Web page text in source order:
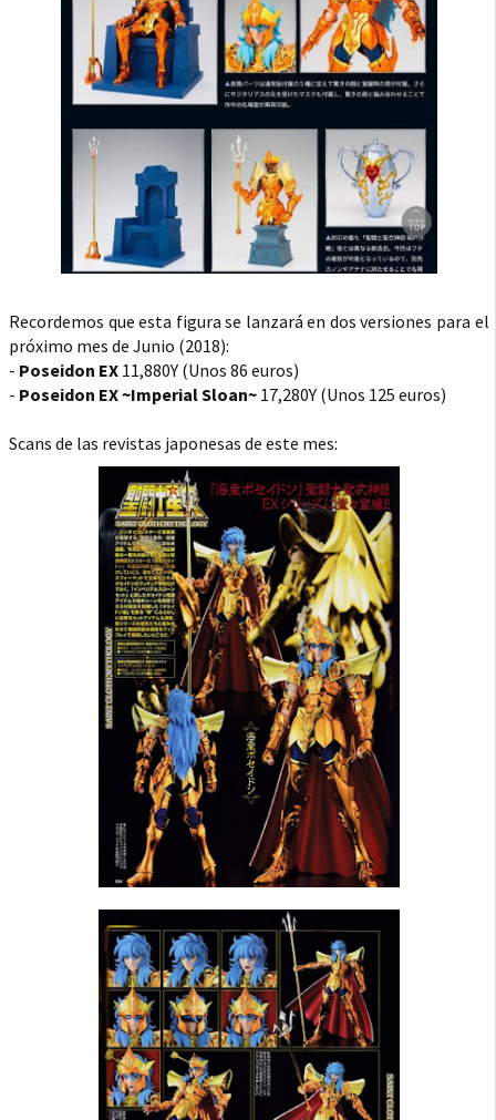
Recordemos que esta figura se lanzará en dos versiones para el
próximo mes de Junio (2018):
- Poseidon EX 11,880Y (Unos 86 euros)
- Poseidon EX ~Imperial Sloan~ 17,280Y (Unos 125 euros)
Scans de las revistas japonesas de este mes: